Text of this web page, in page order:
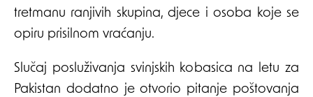
tretmanu ranjivih skupina, djece i osoba koje se
opiru prisilnom vraćanju.
Slučaj posluživanja svinjskih kobasica na letu za
Pakistan dodatno je otvorio pitanje poštovanja